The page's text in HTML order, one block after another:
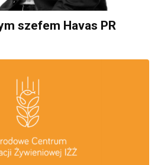
szefem Havas PR